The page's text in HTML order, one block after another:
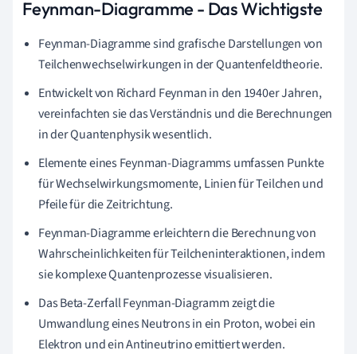
Feynman-Diagramme - Das Wichtigste
Feynman-Diagramme sind grafische Darstellungen von
Teilchenwechselwirkungen in der Quantenfeldtheorie.
Entwickelt von Richard Feynman in den 1940er Jahren,
vereinfachten sie das Verständnis und die Berechnungen
in der Quantenphysik wesentlich.
Elemente eines Feynman-Diagramms umfassen Punkte
für Wechselwirkungsmomente, Linien für Teilchen und
Pfeile für die Zeitrichtung.
Feynman-Diagramme erleichtern die Berechnung von
Wahrscheinlichkeiten für Teilcheninteraktionen, indem
sie komplexe Quantenprozesse visualisieren.
Das Beta-Zerfall Feynman-Diagramm zeigt die
Umwandlung eines Neutrons in ein Proton, wobei ein
Elektron und ein Antineutrino emittiert werden.